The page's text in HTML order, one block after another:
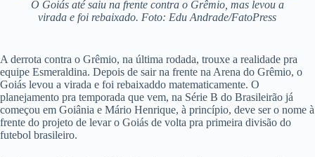
O Goiás até saiu na frente contra o Grêmio, mas levou a
virada e foi rebaixado. Foto: Edu Andrade/FatoPress
A derrota contra o Grêmio, na última rodada, trouxe a realidade pra
equipe Esmeraldina. Depois de sair na frente na Arena do Grêmio, o
Goiás levou a virada e foi rebaixaddo matematicamente. O
planejamento pra temporada que vem, na Série B do Brasileirão já
começou em Goiânia e Mário Henrique, à princípio, deve ser o nome à
frente do projeto de levar o Goiás de volta pra primeira divisão do
futebol brasileiro.